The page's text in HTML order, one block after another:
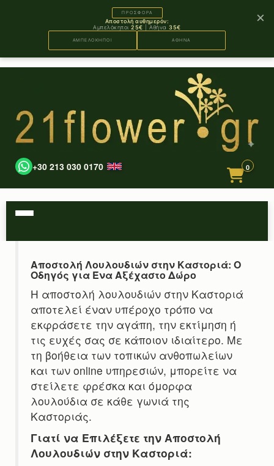
+30 213 030 0170 0
ΠΡΟΣΦΟΡΑ
Αποστολή αυθημερόν:
Αμπελόκηποι25€ | Αθήνα35€
ΑΜΠΕΛΟΚΗΠΟΙ ΑΘΗΝΑ
×
Αποστολή Λουλουδιών στην Καστοριά: Ο
Οδηγός για Ένα Αξέχαστο Δώρο
Η αποστολή λουλουδιών στην Καστοριά
αποτελεί έναν υπέροχο τρόπο να
εκφράσετε την αγάπη, την εκτίμηση ή
τις ευχές σας σε κάποιον ιδιαίτερο. Με
τη βοήθεια των τοπικών ανθοπωλείων
και των online υπηρεσιών, μπορείτε να
στείλετε φρέσκα και όμορφα
λουλούδια σε κάθε γωνιά της
Καστοριάς.
Γιατί να Επιλέξετε την Αποστολή
Λουλουδιών στην Καστοριά: